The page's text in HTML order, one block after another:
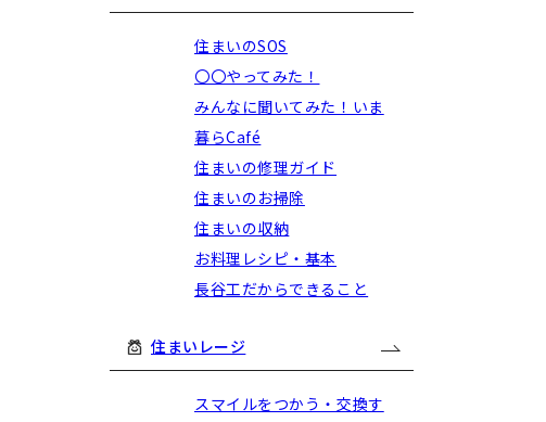
住まいのSOS
〇〇やってみた！
みんなに聞いてみた！いま
暮らCafé
住まいの修理ガイド
住まいのお掃除
住まいの収納
お料理レシピ・基本
長谷工だからできること
住まいレージ
スマイルをつかう・交換す